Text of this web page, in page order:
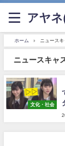
アヤ
ホーム ニュース
ニュースキャ
文化・社会